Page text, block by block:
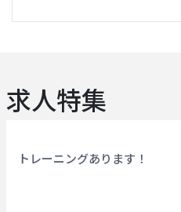
求人特集
トレーニングあります！